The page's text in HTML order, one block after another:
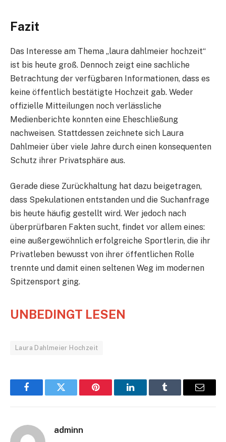
Fazit
Das Interesse am Thema „laura dahlmeier hochzeit“
ist bis heute groß. Dennoch zeigt eine sachliche
Betrachtung der verfügbaren Informationen, dass es
keine öffentlich bestätigte Hochzeit gab. Weder
offizielle Mitteilungen noch verlässliche
Medienberichte konnten eine Eheschließung
nachweisen. Stattdessen zeichnete sich Laura
Dahlmeier über viele Jahre durch einen konsequenten
Schutz ihrer Privatsphäre aus.
Gerade diese Zurückhaltung hat dazu beigetragen,
dass Spekulationen entstanden und die Suchanfrage
bis heute häufig gestellt wird. Wer jedoch nach
überprüfbaren Fakten sucht, findet vor allem eines:
eine außergewöhnlich erfolgreiche Sportlerin, die ihr
Privatleben bewusst von ihrer öffentlichen Rolle
trennte und damit einen seltenen Weg im modernen
Spitzensport ging.
UNBEDINGT LESEN
Laura Dahlmeier Hochzeit
FacebookTwitter Pinterest LinkedInTumblr Email
adminn